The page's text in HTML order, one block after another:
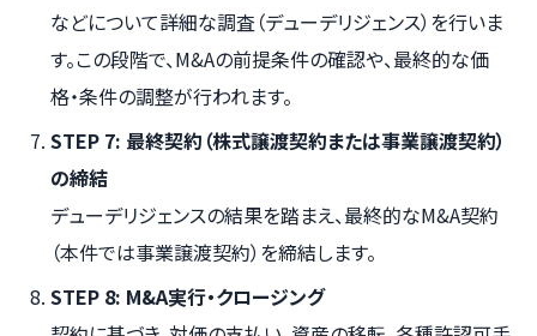
などについて詳細な調査（デューデリジェンス）を行いま
す。この段階で、M&Aの前提条件の確認や、最終的な価
格・条件の調整が行われます。
STEP 7: 最終契約（株式譲渡契約または事業譲渡契約）
の締結
デューデリジェンスの結果を踏まえ、最終的なM&A契約
（本件では事業譲渡契約）を締結します。
STEP 8: M&A実行・クロージング